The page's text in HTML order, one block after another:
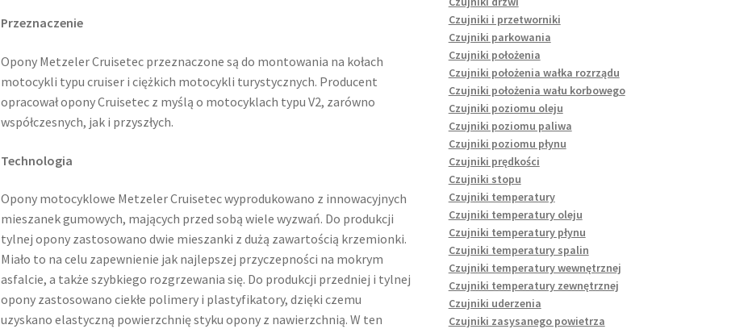
Przeznaczenie
Opony Metzeler Cruisetec przeznaczone są do montowania na kołach
motocykli typu cruiser i ciężkich motocykli turystycznych. Producent
opracował opony Cruisetec z myślą o motocyklach typu V2, zarówno
współczesnych, jak i przyszłych.
Technologia
Opony motocyklowe Metzeler Cruisetec wyprodukowano z innowacyjnych
mieszanek gumowych, mających przed sobą wiele wyzwań. Do produkcji
tylnej opony zastosowano dwie mieszanki z dużą zawartością krzemionki.
Miało to na celu zapewnienie jak najlepszej przyczepności na mokrym
asfalcie, a także szybkiego rozgrzewania się. Do produkcji przedniej i tylnej
opony zastosowano ciekłe polimery i plastyfikatory, dzięki czemu
uzyskano elastyczną powierzchnię styku opony z nawierzchnią. W ten
Czujniki i przetworniki
Czujniki parkowania
Czujniki położenia
Czujniki położenia wałka rozrządu
Czujniki położenia wału korbowego
Czujniki poziomu oleju
Czujniki poziomu paliwa
Czujniki poziomu płynu
Czujniki prędkości
Czujniki stopu
Czujniki temperatury
Czujniki temperatury oleju
Czujniki temperatury płynu
Czujniki temperatury spalin
Czujniki temperatury wewnętrznej
Czujniki temperatury zewnętrznej
Czujniki uderzenia
Czujniki zasysanego powietrza